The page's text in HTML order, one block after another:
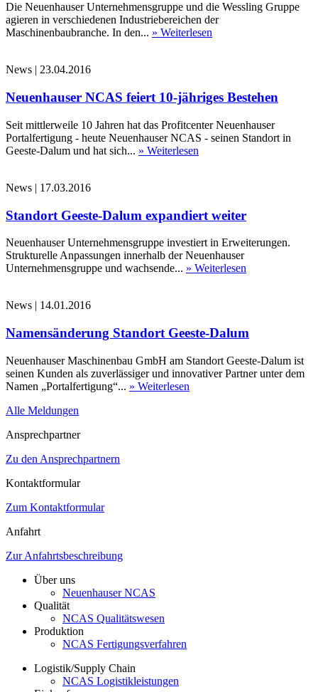
Die Neuenhauser Unternehmensgruppe und die Wessling Gruppe
agieren in verschiedenen Industriebereichen der
Maschinenbaubranche. In den... » Weiterlesen
News 23.04.2016
Neuenhauser NCAS feiert 10-jähriges Bestehen
Seit mittlerweile 10 Jahren hat das Profitcenter Neuenhauser
Portalfertigung - heute Neuenhauser NCAS - seinen Standort in
Geeste-Dalum und hat sich... » Weiterlesen
News | 17.03.2016
Standort Geeste-Dalum expandiert weiter
Neuenhauser Unternehmensgruppe investiert in Erweiterungen.
Strukturelle Anpassungen innerhalb der Neuenhauser
Unternehmensgruppe und wachsende... » Weiterlesen
News | 14.01.2016
Namensänderung Standort Geeste-Dalum
Neuenhauser Maschinenbau GmbH am Standort Geeste-Dalum ist
seinen Kunden als zuverlässiger und innovativer Partner unter dem
Namen „Portalfertigung“... » Weiterlesen
Alle Meldungen
Ansprechpartner
Zu den Ansprechpartnern
Kontaktformular
Zum Kontaktformular
Anfahrt
Zur Anfahrtsbeschreibung
Über uns
Neuenhauser NCAS
Qualität
NCAS Qualitätswesen
Produktion
NCAS Fertigungsverfahren
Logistik/Supply Chain
NCAS Logistikleistungen